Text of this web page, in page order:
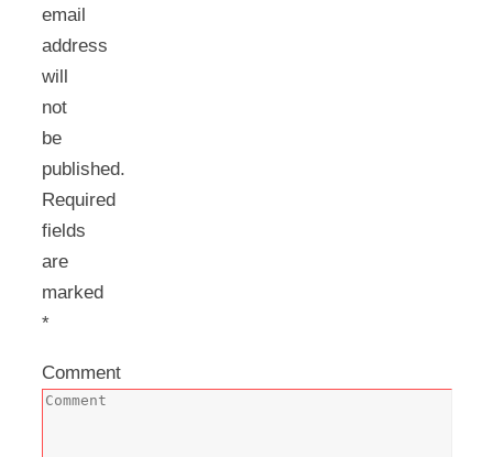
email
address
will
not
be
published.
Required
fields
are
marked
*
Comment